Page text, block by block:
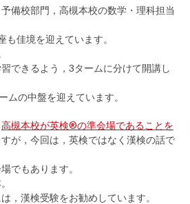
備校部門，高槻本校の数学・理科担当
佳境を迎えています。
できるよう，3タームに分けて開講し
ムの中盤を迎えています。
高槻本校が英検®の準会場であることを
が，今回は，英検ではなく漢検の話で
でもあります。
，漢検受験をお勧めしています。